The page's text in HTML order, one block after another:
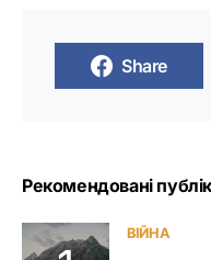
Share
Рекомендовані
ВІЙНА